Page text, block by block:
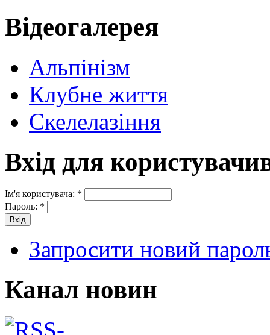
Відеогалерея
Альпінізм
Клубне життя
Скелелазіння
Вхід для
Ім'я користувача: *
Пароль: *
Запросити новий
Канал новин